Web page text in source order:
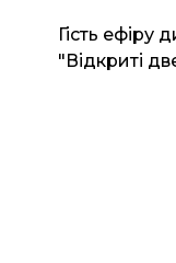
Гість ефіру
"Відкриті